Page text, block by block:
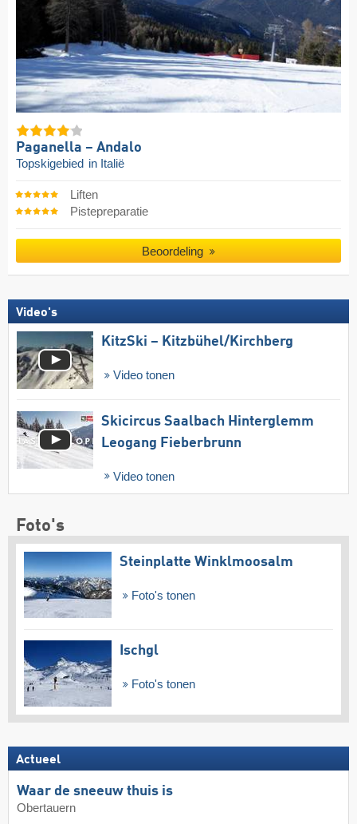
Paganella – Andalo
Topskigebied in Italië
Liften
Pistepreparatie
Beoordeling
Video's
KitzSki – Kitzbühel/​Kirchberg
Video tonen
Skicircus Saalbach Hinterglemm
Leogang Fieberbrunn
Video tonen
Foto's
Steinplatte Winklmoosalm
Foto's tonen
Ischgl
Foto's tonen
Actueel
Waar de sneeuw thuis is
Obertauern